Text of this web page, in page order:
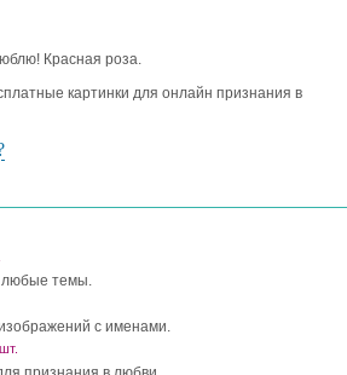
Красная роза.
картинки для онлайн признания в
темы.
с именами.